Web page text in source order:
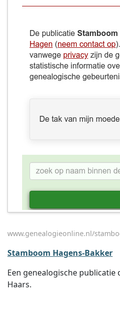
www.genealogieonline.nl/
Stamboom Hagens-Bakker
Een genealogische publicatie
Haars.